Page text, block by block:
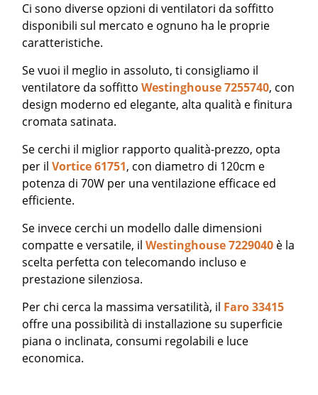
Ci sono diverse opzioni di ventilatori da soffitto
disponibili sul mercato e ognuno ha le proprie
caratteristiche.
Se vuoi il meglio in assoluto, ti consigliamo il
ventilatore da soffittoWestinghouse 7255740, con
design moderno ed elegante, alta qualità e finitura
cromata satinata.
Se cerchi il miglior rapporto qualità-prezzo, opta
per ilVortice 61751, con diametro di 120cm e
potenza di 70W per una ventilazione efficace ed
efficiente.
Se invece cerchi un modello dalle dimensioni
compatte e versatile, ilWestinghouse 7229040 è la
scelta perfetta con telecomando incluso e
prestazione silenziosa.
Per chi cerca la massima versatilità, il Faro 33415
offre una possibilità di installazione su superficie
piana o inclinata, consumi regolabili e luce
economica.